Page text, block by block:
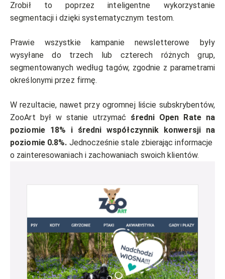
Zrobił to poprzez inteligentne wykorzystanie
segmentacji i dzięki systematycznym testom.
Prawie wszystkie kampanie newsletterowe były
wysyłane do trzech lub czterech różnych grup,
segmentowanych według tagów, zgodnie z parametrami
określonymi przez firmę.
W rezultacie, nawet przy ogromnej liście subskrybentów,
ZooArt był w stanie utrzymać średni Open Rate na
poziomie 18% i średni współczynnik konwersji na
poziomie 0.8%. Jednocześnie stale zbierając informacje
o zainteresowaniach i zachowaniach swoich klientów.